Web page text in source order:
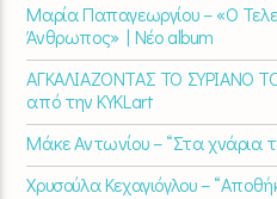
Μαρία Παπαγεωργίου – «Ο
Άνθρωπος» | Νέο album
ΑΓΚΑΛΙΑΖΟΝΤΑΣ ΤΟ ΣΥΡΙΑΝΟ
από την KYKLart
Μάκε Αντωνίου – “Στα χνάρια
Χρυσούλα Κεχαγιόγλου –